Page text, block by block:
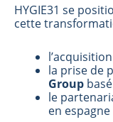
HYGIE31 se
cette
la prise de
Group
le
en